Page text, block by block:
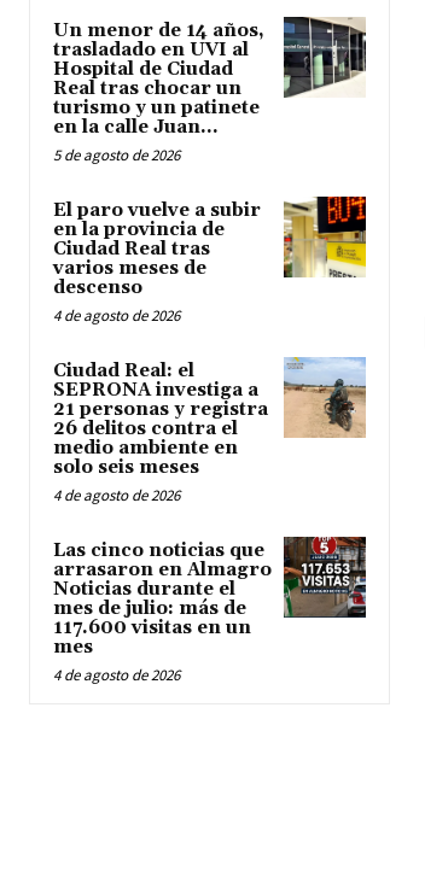
Un menor de 14 años,
trasladado en UVI al
Hospital de Ciudad
Real tras chocar un
turismo y un patinete
en la calle Juan...
5 de agosto de 2026
El paro vuelve a subir
en la provincia de
Ciudad Real tras
varios meses de
descenso
4 de agosto de 2026
Ciudad Real: el
SEPRONA investiga a
21 personas y registra
26 delitos contra el
medio ambiente en
solo seis meses
4 de agosto de 2026
Las cinco noticias que
arrasaron en Almagro
Noticias durante el
mes de julio: más de
117.600 visitas en un
mes
4 de agosto de 2026